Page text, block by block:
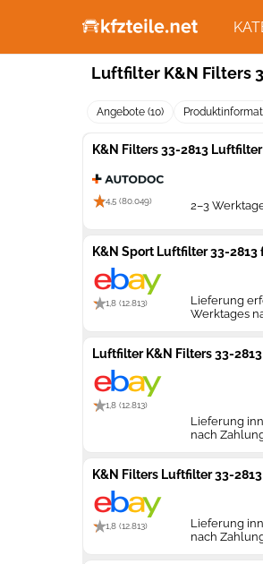
Luftfilter K&N Filters
Angebote (10)
K&N Filters 33-2813 Luftfilter
4,5 (80.049)
2–3
K&N Sport Luftfilter 33-2813
1,8 (12.813)
Lieferung
Werktages
Luftfilter K&N Filters 33-
1,8 (12.813)
Lieferung
nach
K&N Filters Luftfilter 33-2813
1,8 (12.813)
Lieferung
nach